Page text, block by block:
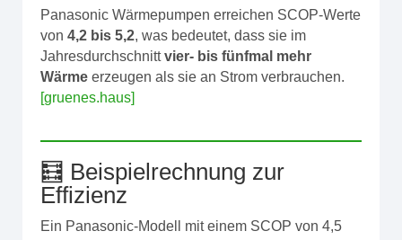
Panasonic Wärmepumpen erreichen SCOP-Werte
von 4,2 bis 5,2, was bedeutet, dass sie im
Jahresdurchschnittvier- bis fünfmal mehr
Wärme erzeugen als sie an Strom verbrauchen.
[gruenes.haus]
🧮 Beispielrechnung zur
Effizienz
Ein Panasonic-Modell mit einem SCOP von 4,5